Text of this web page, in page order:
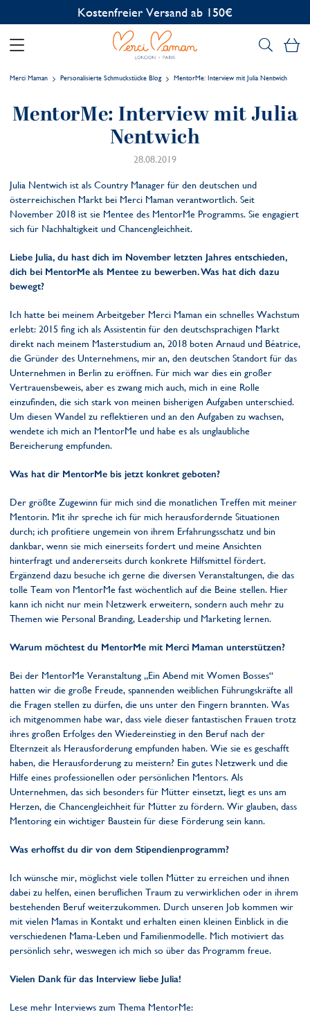
Kostenfreier Versand ab 150€
Merci Maman Personalisierte Schmuckstücke Blog MentorMe: Interview mit Julia Nentwich
MentorMe: Interview mit Julia
Nentwich
28.08.2019
Julia Nentwich ist als Country Manager für den deutschen und
österreichischen Markt bei Merci Maman verantwortlich. Seit
November 2018 ist sie Mentee des MentorMe Programms. Sie engagiert
sich für Nachhaltigkeit und Chancengleichheit.
Liebe Julia, du hast dich im November letzten Jahres entschieden,
dich bei MentorMe als Mentee zu bewerben. Was hat dich dazu
bewegt?
Ich hatte bei meinem Arbeitgeber Merci Maman ein schnelles Wachstum
erlebt: 2015 fing ich als Assistentin für den deutschsprachigen Markt
direkt nach meinem Masterstudium an, 2018 boten Arnaud und Béatrice,
die Gründer des Unternehmens, mir an, den deutschen Standort für das
Unternehmen in Berlin zu eröffnen. Für mich war dies ein großer
Vertrauensbeweis, aber es zwang mich auch, mich in eine Rolle
einzufinden, die sich stark von meinen bisherigen Aufgaben unterschied.
Um diesen Wandel zu reflektieren und an den Aufgaben zu wachsen,
wendete ich mich an MentorMe und habe es als unglaubliche
Bereicherung empfunden.
Was hat dir MentorMe bis jetzt konkret geboten?
Der größte Zugewinn für mich sind die monatlichen Treffen mit meiner
Mentorin. Mit ihr spreche ich für mich herausfordernde Situationen
durch; ich profitiere ungemein von ihrem Erfahrungsschatz und bin
dankbar, wenn sie mich einerseits fordert und meine Ansichten
hinterfragt und andererseits durch konkrete Hilfsmittel fördert.
Ergänzend dazu besuche ich gerne die diversen Veranstaltungen, die das
tolle Team von MentorMe fast wöchentlich auf die Beine stellen. Hier
kann ich nicht nur mein Netzwerk erweitern, sondern auch mehr zu
Themen wie Personal Branding, Leadership und Marketing lernen.
Warum möchtest du MentorMe mit Merci Maman unterstützen?
Bei der MentorMe Veranstaltung „Ein Abend mit Women Bosses“
hatten wir die große Freude, spannenden weiblichen Führungskräfte all
die Fragen stellen zu dürfen, die uns unter den Fingern brannten. Was
ich mitgenommen habe war, dass viele dieser fantastischen Frauen trotz
ihres großen Erfolges den Wiedereinstieg in den Beruf nach der
Elternzeit als Herausforderung empfunden haben. Wie sie es geschafft
haben, die Herausforderung zu meistern? Ein gutes Netzwerk und die
Hilfe eines professionellen oder persönlichen Mentors. Als
Unternehmen, das sich besonders für Mütter einsetzt, liegt es uns am
Herzen, die Chancengleichheit für Mütter zu fördern. Wir glauben, dass
Mentoring ein wichtiger Baustein für diese Förderung sein kann.
Was erhoffst du dir von dem Stipendienprogramm?
Ich wünsche mir, möglichst viele tollen Mütter zu erreichen und ihnen
dabei zu helfen, einen beruflichen Traum zu verwirklichen oder in ihrem
bestehenden Beruf weiterzukommen. Durch unseren Job kommen wir
mit vielen Mamas in Kontakt und erhalten einen kleinen Einblick in die
verschiedenen Mama-Leben und Familienmodelle. Mich motiviert das
persönlich sehr, weswegen ich mich so über das Programm freue.
Vielen Dank für das Interview liebe Julia!
Lese mehr Interviews zum Thema MentorMe: